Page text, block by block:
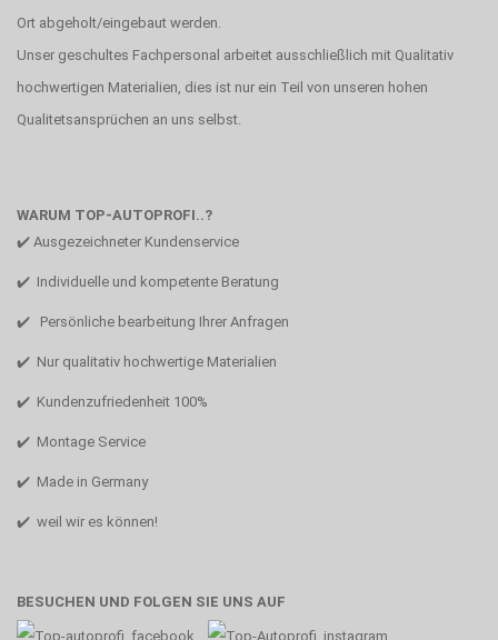
Ort abgeholt/eingebaut werden.
Unser geschultes Fachpersonal arbeitet ausschließlich mit Qualitativ
hochwertigen Materialien, dies ist nur ein Teil von unseren hohen
Qualitetsansprüchen an uns selbst.
WARUM TOP-AUTOPROFI..?
✔️ Ausgezeichneter Kundenservice
✔️ Individuelle und kompetente Beratung
✔️ Persönliche bearbeitung Ihrer Anfragen
✔️ Nur qualitativ hochwertige Materialien
✔️ Kundenzufriedenheit 100%
✔️ Montage Service
✔️ Made in Germany
✔️ weil wir es können!
BESUCHEN UND FOLGEN SIE UNS AUF